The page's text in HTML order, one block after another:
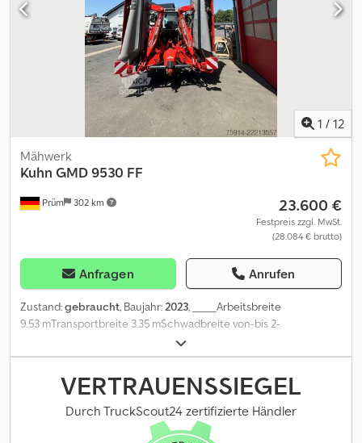
1 / 12
Prüm 302 km
Mähwerk
Kuhn GMD 9530 FF
23.600 €
Festpreis zzgl. MwSt.
(28.084 € brutto)
Anfragen Anrufen
Zustand:gebraucht, Baujahr:2023, _____Arbeitsbreite
9.53 mTransportbreite 3.35 mSchwadbreite von-bis 2-
2.8 mLeistungsbedarf 99 kWEigengewicht
2.3 tZapfwellendrehzahl 1000 U/minMähscheiben-Anzahl
16BeleuchtungBaujahr 2023Preis: 23.600,00 Euro netto,Lagerort:
Dcodszg R Szepfx Anvek
VERTRAUENSSIEGEL
Durch TruckScout24 zertifizierte Händler